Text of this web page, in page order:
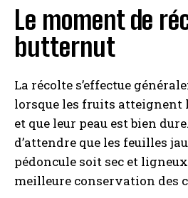
Le moment de
butternut
La récolte s’effectue
lorsque les fruits
et que leur peau est bien
d’attendre que les feuilles
pédoncule soit sec et
meilleure conservation des